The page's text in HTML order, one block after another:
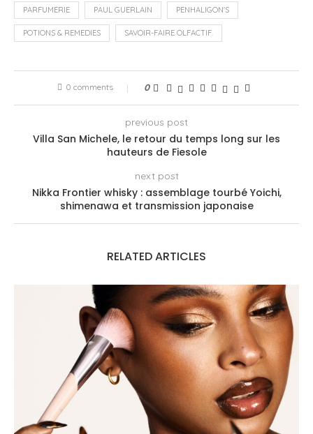
PARFUMERIE PAUL GUERLAIN PENHALIGON'S
POTIONS & REMEDIES SAVOIR-FAIRE OLFACTIF.
0 comments 0
previous post
Villa San Michele, le retour du temps long sur les
hauteurs de Fiesole
next post
Nikka Frontier whisky : assemblage tourbé Yoichi,
shimenawa et transmission japonaise
RELATED ARTICLES